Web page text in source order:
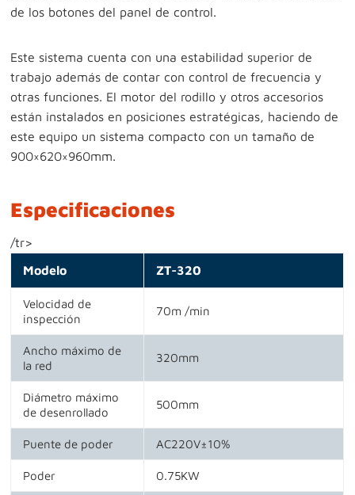
de los botones del panel de control.
Este sistema cuenta con una estabilidad superior de
trabajo además de contar con control de frecuencia y
otras funciones. El motor del rodillo y otros accesorios
están instalados en posiciones estratégicas, haciendo de
este equipo un sistema compacto con un tamaño de
900×620×960mm.
Especificaciones
/tr>
Modelo
ZT-320
Velocidad de
inspección
70m /min
Ancho máximo de
la red
320mm
Diámetro máximo
de desenrollado
500mm
Puente de poder AC220V±10%
Poder 0.75KW